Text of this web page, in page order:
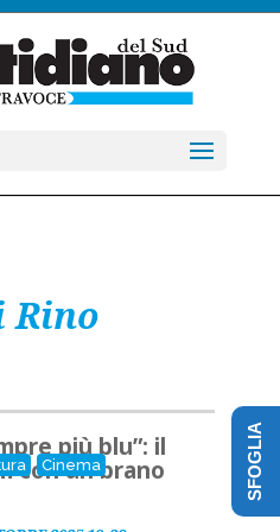
Rino
Cinema
più blu”: il
con un brano SFOGLIA